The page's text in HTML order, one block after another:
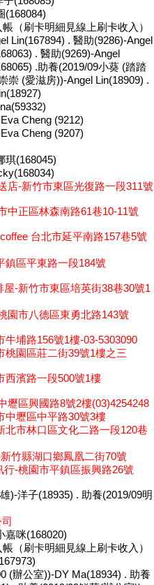
(168084)
（刷卡明細見線上刷卡收入）
Lin(167894) . 醫助(9286)-Angel
. 醫助(9269)-Angel
.助養(2019/09小葵 (踏踏
崇 (愛滋房))-Angel Lin(18909) .
Cheng (9212)
Cheng (9207)
琪(168045)
店-新竹市東區光復路一段311號
中正區林森南路61巷10-11號
台北市延平南路157巷5號
鎮區平東路一段184號
-新竹市東區培英街38巷30號1
園市八德區東勇北路143號
牛埔路156號1樓-03-5303090
桃園區莊二街39號1樓之三
西濱路一段500號1樓
壢區興國路8號2樓(03)4254248
中壢區中平路30號3樓
北市林口區文化二路一段120巷
竹縣湖口鄉鳳凰二街70號
行-桃園市平鎮區振興路26號
)-洋子(18935) . 助養(2019/09明
嘉咪(168020)
（刷卡明細見線上刷卡收入）
(辦公室))-DY Ma(18934) . 助養